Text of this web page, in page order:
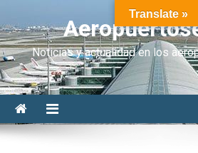
Noticias y actualidad en los
Translate »